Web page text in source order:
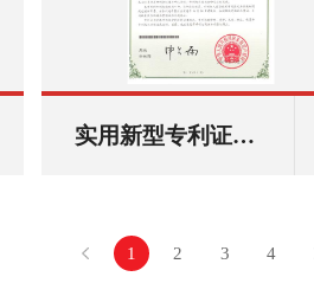
实用新型专利证
1 2 3 4